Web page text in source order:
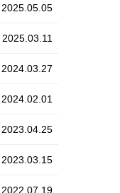
2025.05.05
2025.03.11
2024.03.27
2024.02.01
2023.04.25
2023.03.15
2022.07.19